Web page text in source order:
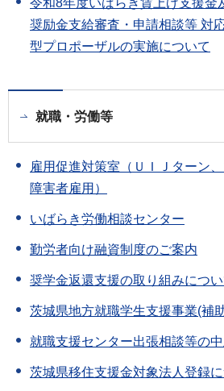
令和8年度いばらき賃上げ支援金
奨励金支給審査・申請相談等 対
型プロポーザルの実施について
就職・労働等
雇用促進対策室（ＵＩＪターン
障害者雇用）
いばらき労働相談センター
勤労者向け融資制度のご案内
奨学金返還支援の取り組みについ
茨城県地方就職学生支援事業(補
就職支援センター出張相談等の
茨城県移住支援金対象法人登録